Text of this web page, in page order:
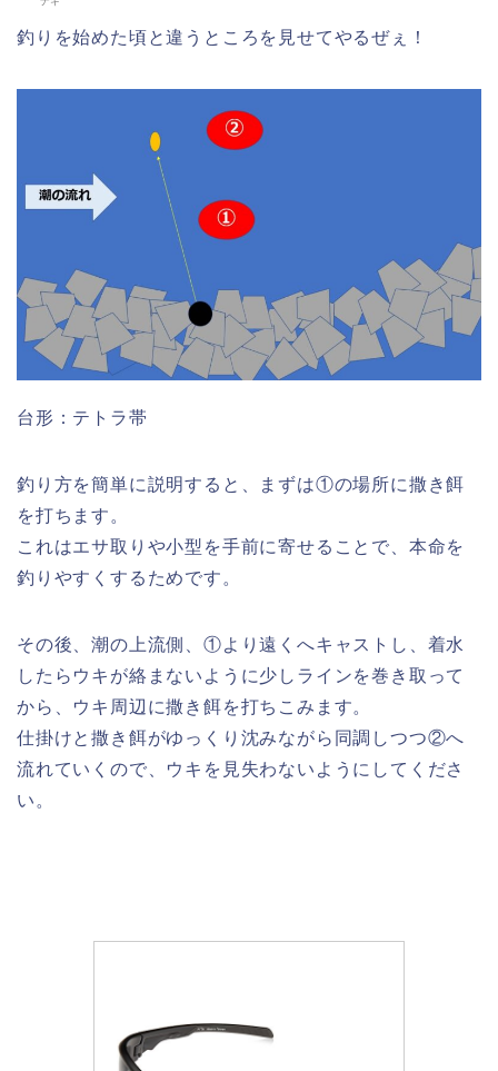
釣りを始めた頃と違うところを見せてやるぜぇ！
台形：テトラ帯
釣り方を簡単に説明すると、まずは①の場所に撒き餌
を打ちます。
これはエサ取りや小型を手前に寄せることで、本命を
釣りやすくするためです。
その後、潮の上流側、①より遠くへキャストし、着水
したらウキが絡まないように少しラインを巻き取って
から、ウキ周辺に撒き餌を打ちこみます。
仕掛けと撒き餌がゆっくり沈みながら同調しつつ②へ
流れていくので、ウキを見失わないようにしてくださ
い。